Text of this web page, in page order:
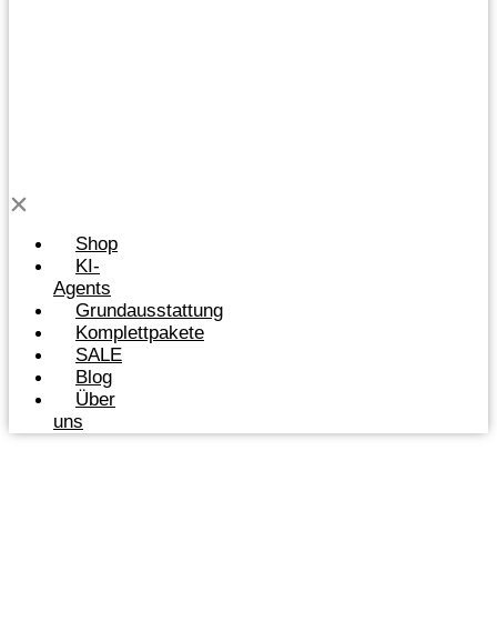
Shop
KI-
Agents
Grundausstattung
Komplettpakete
SALE
Blog
Über
uns